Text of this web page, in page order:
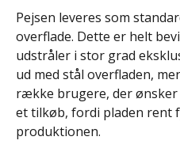
Pejsen leveres som
overflade. Dette er helt
udstråler i stor grad
ud med stål overfladen,
række brugere, der
et tilkøb, fordi pladen rent
produktionen.